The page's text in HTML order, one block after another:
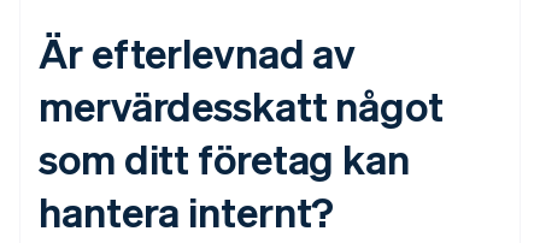
Är efterlevnad av
mervärdesskatt något
som ditt företag kan
hantera internt?